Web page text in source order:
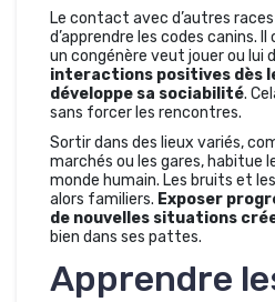
Le contact avec d’autres
d’apprendre les codes canins.
un congénère veut jouer ou lui
interactions positives dès
développe sa sociabilité.
sans forcer les rencontres.
Sortir dans des lieux variés,
marchés ou les gares, habitue
monde humain. Les bruits et
alors familiers. Exposer
de nouvelles situations
bien dans ses pattes.
Apprendre